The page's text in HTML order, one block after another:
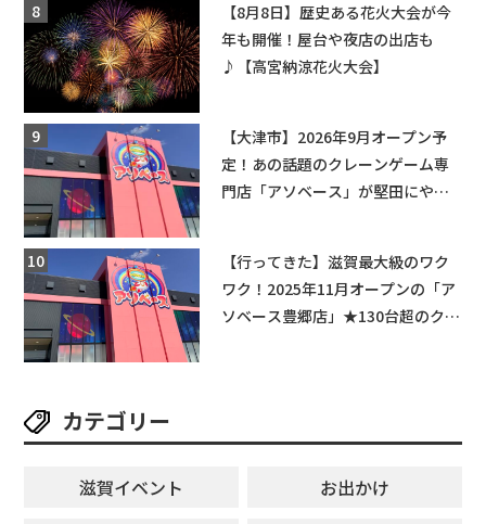
【8月8日】歴史ある花火大会が今
年も開催！屋台や夜店の出店も
♪【高宮納涼花火大会】
【大津市】2026年9月オープン予
定！あの話題のクレーンゲーム専
門店「アソベース」が堅田にやっ
【行ってきた】滋賀最大級のワク
ワク！2025年11月オープンの「ア
ソベース豊郷店」★130台超のクレ
カテゴリー
滋賀イベント
お出かけ